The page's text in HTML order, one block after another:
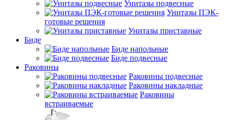
Унитазы подвесные
Унитазы ПЭК-
готовые решения
Унитазы приставные
Биде
Биде напольные
Биде подвесные
Раковины
Раковины подвесные
Раковины накладные
Раковины
встраиваемые